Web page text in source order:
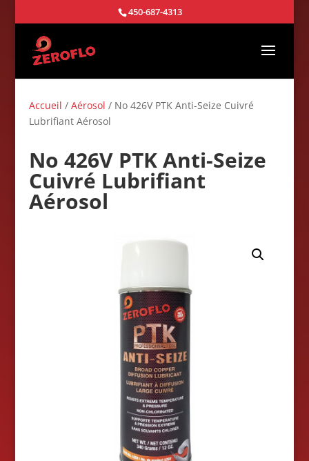
450-687-4313
Accueil /Aérosol / No 426V PTK Anti-Seize Cuivré
Lubrifiant Aérosol
No 426V PTK Anti-Seize
Cuivré Lubrifiant
Aérosol